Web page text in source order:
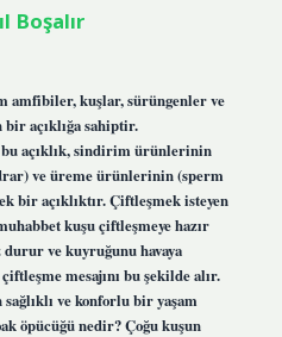
Boşalır
amfibiler, kuşlar, sürüngenler ve
açıklığa sahiptir.
bu açıklık, sindirim ürünlerinin
ve üreme ürünlerinin (sperm
bir açıklıktır. Çiftleşmek isteyen
kuşu çiftleşmeye hazır
ve kuyruğunu havaya
mesajını bu şekilde alır.
sağlıklı ve konforlu bir yaşam
öpücüğü nedir? Çoğu kuşun